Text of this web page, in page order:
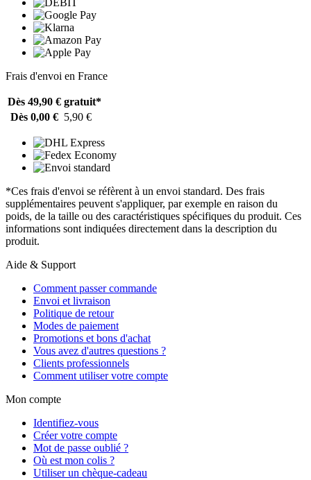
Frais d'envoi en France
Dès 49,90 € gratuit*
Dès 0,00 € 5,90 €
*Ces frais d'envoi se réfèrent à un envoi standard. Des frais
supplémentaires peuvent s'appliquer, par exemple en raison du
poids, de la taille ou des caractéristiques spécifiques du produit. Ces
informations sont indiquées directement dans la description du
produit.
Aide & Support
Comment passer commande
Envoi et livraison
Politique de retour
Modes de paiement
Promotions et bons d'achat
Vous avez d'autres questions ?
Clients professionnels
Comment utiliser votre compte
Mon compte
Identifiez-vous
Créer votre compte
Mot de passe oublié ?
Où est mon colis ?
Utiliser un chèque-cadeau